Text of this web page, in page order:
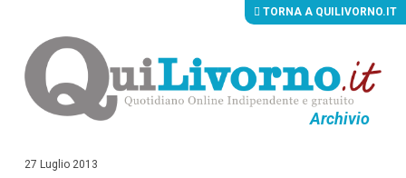
Archivio
i
TORNA A QUILIVORNO.IT
27 Luglio 2013